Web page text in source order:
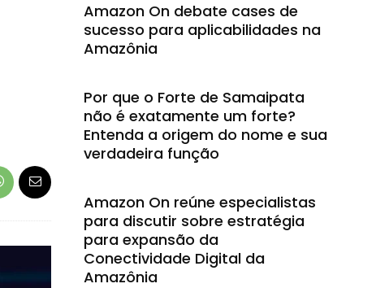
Amazon On debate cases de
sucesso para aplicabilidades na
Amazônia
Por que o Forte de Samaipata
não é exatamente um forte?
Entenda a origem do nome e sua
verdadeira função
Amazon On reúne especialistas
para discutir sobre estratégia
para expansão da
Conectividade Digital da
Amazônia